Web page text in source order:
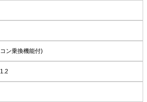
ン乗換機能付)